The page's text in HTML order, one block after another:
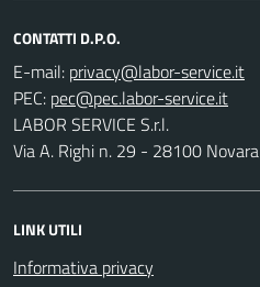
CONTATTI D.P.O.
E-mail:
PEC:
LABOR SERVICE S.r.l.
Via A. Righi n. 29 - 28100 Novara
LINK UTILI
Informativa privacy